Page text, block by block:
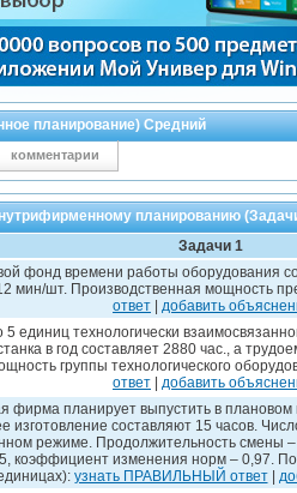
планирование) Средний
комментарии
планированию
Задачи 1
фонд времени работы оборудования
мин/шт. Производственная мощность
ответ
добавить
5 единиц технологически
в год составляет 2880 час., а
группы технологического
ответ
добавить
фирма планирует выпустить в плановом
изготовление составляют 15 часов.
режиме. Продолжительность смены
коэффициент изменения норм – 0,97.
узнать ПРАВИЛЬНЫЙ ответ|